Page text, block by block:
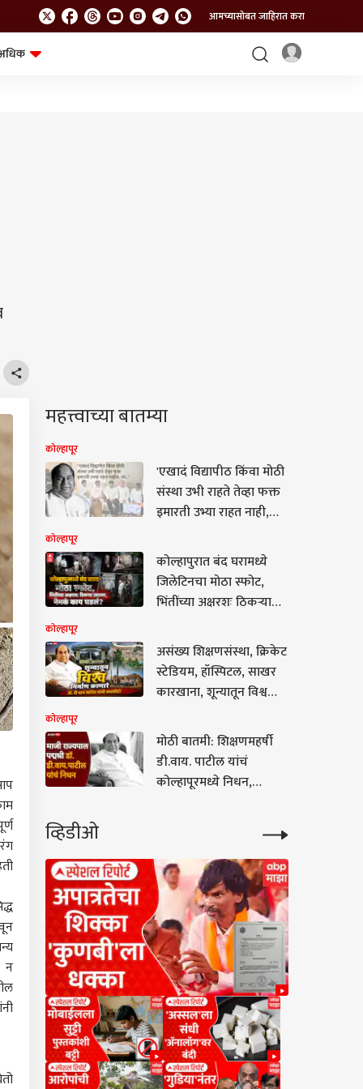
आमच्यासोबत जाहिरात करा
न
महत्त्वाच्या बातम्या
कोल्हापूर
'एखादं विद्यापीठ किंवा मोठी
संस्था उभी राहते तेव्हा फक्त
इमारती उभ्या राहत नाही,
पाटील हरपल्यानंतर राज
ठाकरेंची पोस्ट
कोल्हापूर
कोल्हापुरात बंद घरामध्ये
जिलेटिनचा मोठा स्फोट,
भिंतींच्या अक्षरशः ठिकऱ्या
मध्यरात्री नेमकं काय घडलं?
कोल्हापूर
असंख्य शिक्षणसंस्था, क्रिकेट
स्टेडियम, हॉस्पिटल, साखर
कारखाना, शून्यातून विश्व
पाटील यांची कारकीर्द!
कोल्हापूर
मोठी बातमी: शिक्षणमहर्षी
डी.वाय. पाटील यांचं
कोल्हापूरमध्ये निधन,
व्हिडीओ